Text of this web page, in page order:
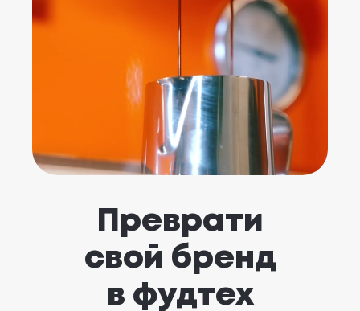
Преврати
свой бренд
в фудтех